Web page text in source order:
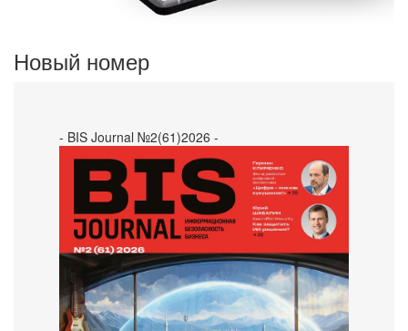
Новый номер
- BIS Journal №2(61)2026 -